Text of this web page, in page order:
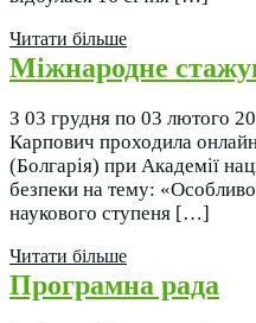
Читати більше
Міжнародне
З 03 грудня по 03 лютого
Карпович проходила
(Болгарія) при Академії
безпеки на тему:
наукового ступеня […]
Читати більше
Програмна рада